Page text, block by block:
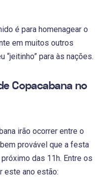
é para homenagear o
em muitos outros
para às nações.
Copacabana no
irão ocorrer entre o
provável que a festa
das 11h. Entre os
este ano estão: